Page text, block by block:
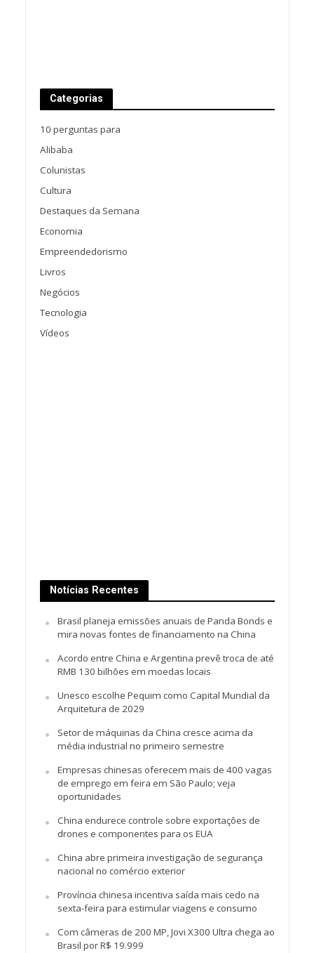
Categorias
10 perguntas para
Alibaba
Colunistas
Cultura
Destaques da Semana
Economia
Empreendedorismo
Livros
Negócios
Tecnologia
Vídeos
Notícias Recentes
Brasil planeja emissões anuais de Panda Bonds e
mira novas fontes de financiamento na China
Acordo entre China e Argentina prevê troca de até
RMB 130 bilhões em moedas locais
Unesco escolhe Pequim como Capital Mundial da
Arquitetura de 2029
Setor de máquinas da China cresce acima da
média industrial no primeiro semestre
Empresas chinesas oferecem mais de 400 vagas
de emprego em feira em São Paulo; veja
oportunidades
China endurece controle sobre exportações de
drones e componentes para os EUA
China abre primeira investigação de segurança
nacional no comércio exterior
Província chinesa incentiva saída mais cedo na
sexta-feira para estimular viagens e consumo
Com câmeras de 200 MP, Jovi X300 Ultra chega ao
Brasil por R$ 19.999